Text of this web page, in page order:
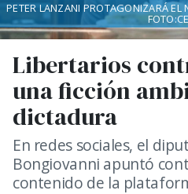
Libertarios
una ficción
dictadura
En redes sociales, el
Bongiovanni apuntó
contenido de la
PETER LANZANI PROTAGONIZARÁ